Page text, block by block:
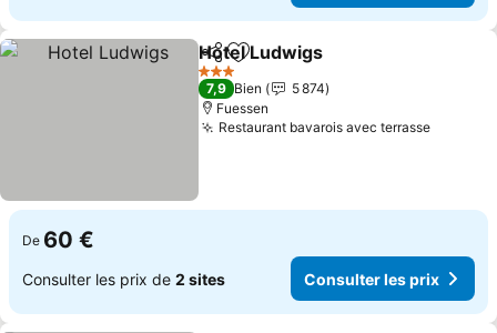
PartagerAjouter à mes favoris
Hotel Ludwigs
3 Étoiles
7,9 Bien
5 874
Fuessen
Restaurant bavarois avec terrasse
De 60 €
Consulter les prix de 2 sites Consulter les prix